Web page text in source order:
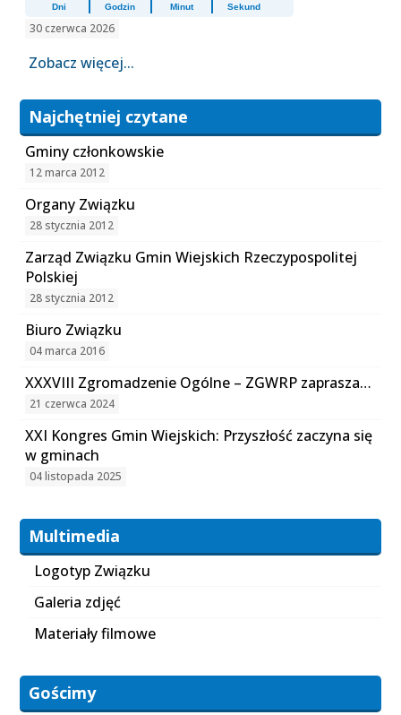
Dni Godzin Minut Sekund
30 czerwca 2026
Zobacz więcej...
Najchętniej czytane
Gminy członkowskie
12 marca 2012
Organy Związku
28 stycznia 2012
Zarząd Związku Gmin Wiejskich Rzeczypospolitej
Polskiej
28 stycznia 2012
Biuro Związku
04 marca 2016
XXXVIII Zgromadzenie Ogólne – ZGWRP zaprasza…
21 czerwca 2024
XXI Kongres Gmin Wiejskich: Przyszłość zaczyna się
w gminach
04 listopada 2025
Multimedia
Logotyp Związku
Galeria zdjęć
Materiały filmowe
Gościmy